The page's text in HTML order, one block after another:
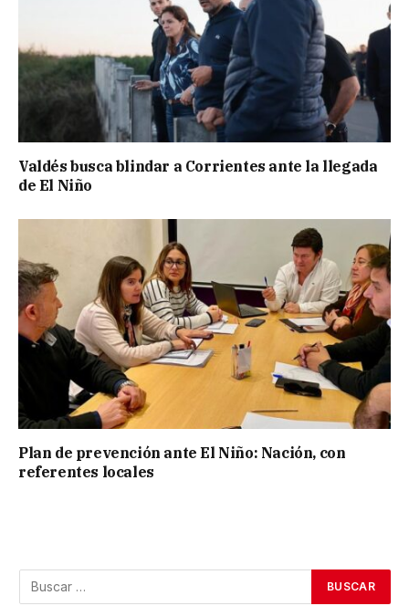
Valdés busca blindar a Corrientes ante la llegada
de El Niño
Plan de prevención ante El Niño: Nación, con
referentes locales